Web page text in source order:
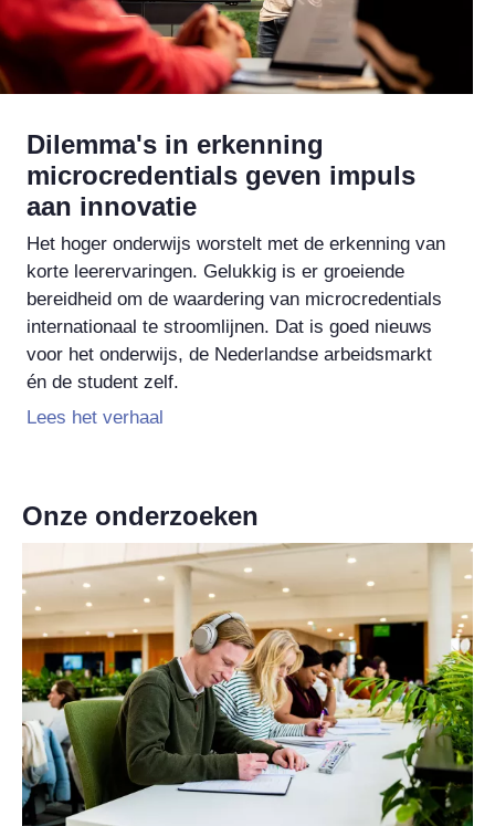
Dilemma's in erkenning
microcredentials geven impuls
aan innovatie
Het hoger onderwijs worstelt met de erkenning van
korte leerervaringen. Gelukkig is er groeiende
bereidheid om de waardering van microcredentials
internationaal te stroomlijnen. Dat is goed nieuws
voor het onderwijs, de Nederlandse arbeidsmarkt
én de student zelf.
Lees het verhaal
Onze onderzoeken